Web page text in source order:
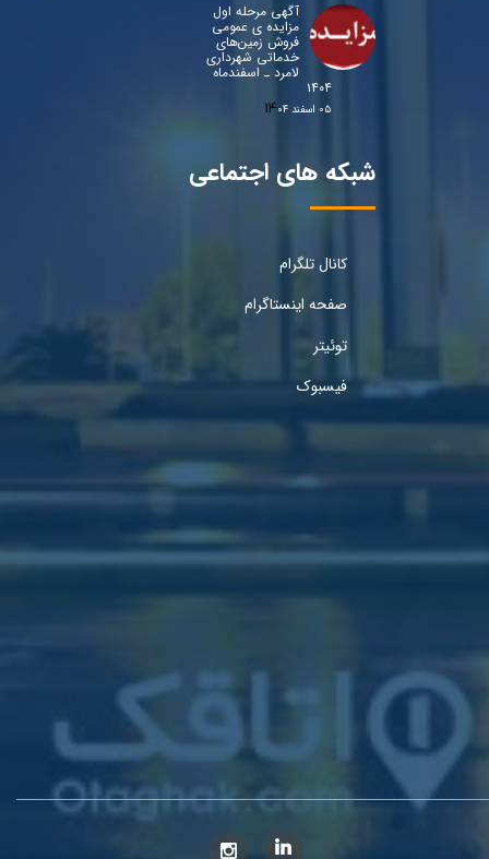
آگهی مرحله اول
مزایده ی عمومی
فروش زمین‌های
خدماتی شهرداری
لامرد ـ اسفندماه
۱۴۰۴
۰۵ اسفند ۰۴
شبکه های اجتماعی
کانال تلگرام
صفحه اینستاگرام
توئیتر
فیسبوک